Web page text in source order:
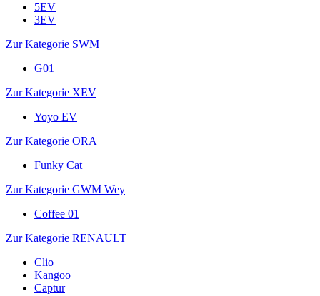
5EV
3EV
Zur Kategorie SWM
G01
Zur Kategorie XEV
Yoyo EV
Zur Kategorie ORA
Funky Cat
Zur Kategorie GWM Wey
Coffee 01
Zur Kategorie RENAULT
Clio
Kangoo
Captur